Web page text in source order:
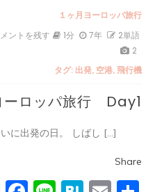
１ヶ月ヨーロッパ旅行
ントを残す on
月
ー
パ
1分 7年
2単語
2
タグ: 出発, 空港,飛行機
ーロッパ旅行 Day1
に出発の日。 しばし […]
Share